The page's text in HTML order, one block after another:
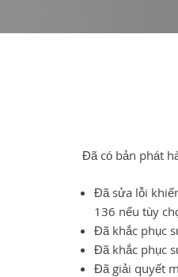
Đã có bản phát
Đã sửa lỗi
136 nếu tùy
Đã khắc phục
Đã khắc phục
Đã giải quyết